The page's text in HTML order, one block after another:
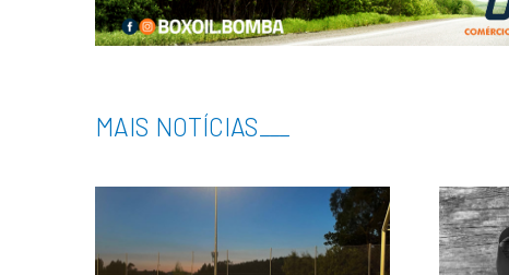
MAIS NOTÍCIAS